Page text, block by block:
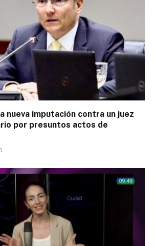
nueva imputación contra un juez
por presuntos actos de